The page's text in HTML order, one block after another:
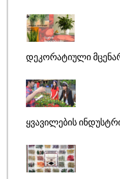
ᲓᲔᲙᲝᲠᲐᲢᲘᲣᲚᲘ
ᲧᲕᲐᲕᲘᲚᲔᲑᲘᲡ